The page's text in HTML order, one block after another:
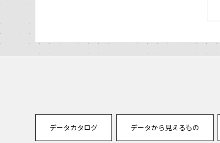
データカタログ データから見えるもの